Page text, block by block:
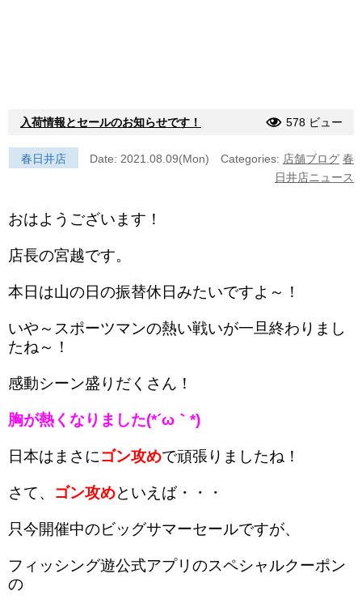
入荷情報とセールのお知らせです！ 578 ビュー
春日井店 Date: 2021.08.09(Mon) Categories: 店舗ブログ 春
日井店ニュース
おはようございます！
店長の宮越です。
本日は山の日の振替休日みたいですよ～！
いや～スポーツマンの熱い戦いが一旦終わりまし
たね～！
感動シーン盛りだくさん！
胸が熱くなりました(*´ω｀*)
日本はまさにゴン攻めで頑張りましたね！
さて、 ゴン攻めといえば・・・
只今開催中のビッグサマーセールですが、
フィッシング遊公式アプリのスペシャルクーポン
の